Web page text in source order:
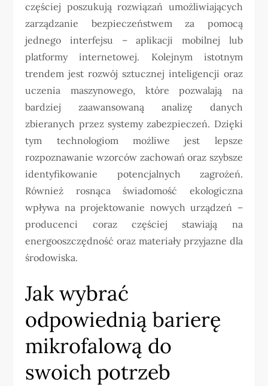
częściej poszukują rozwiązań umożliwiających
zarządzanie bezpieczeństwem za pomocą
jednego interfejsu – aplikacji mobilnej lub
platformy internetowej. Kolejnym istotnym
trendem jest rozwój sztucznej inteligencji oraz
uczenia maszynowego, które pozwalają na
bardziej zaawansowaną analizę danych
zbieranych przez systemy zabezpieczeń. Dzięki
tym technologiom możliwe jest lepsze
rozpoznawanie wzorców zachowań oraz szybsze
identyfikowanie potencjalnych zagrożeń.
Również rosnąca świadomość ekologiczna
wpływa na projektowanie nowych urządzeń –
producenci coraz częściej stawiają na
energooszczędność oraz materiały przyjazne dla
środowiska.
Jak wybrać
odpowiednią barierę
mikrofalową do
swoich potrzeb